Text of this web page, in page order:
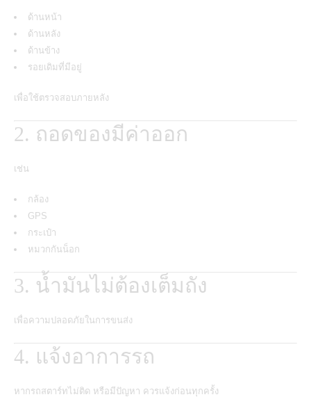
ด้านหน้า
ด้านหลัง
ด้านข้าง
รอยเดิมที่มีอยู่
เพื่อใช้ตรวจสอบภายหลัง
2. ถอดของมีค่าออก
เช่น
กล้อง
GPS
กระเป๋า
หมวกกันน็อก
3. น้ำมันไม่ต้องเต็มถัง
เพื่อความปลอดภัยในการขนส่ง
4. แจ้งอาการรถ
หากรถสตาร์ทไม่ติด หรือมีปัญหา ควรแจ้งก่อนทุกครั้ง